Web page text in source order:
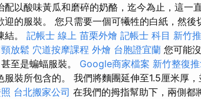
配以酸味黃瓜和磨碎的奶酪，迄今為止，這一
迎的服裝。 您只需要一個可犧牲的白紙，然
結。 記帳士 線上 苗栗外燴 記帳士 科目 新竹
放鬆 穴道按摩課程 外燴 台胞證宜蘭 您可能
至是蝙蝠服裝。 Google商家檔案 新竹整復
裝所包含的。 我們將麵團延伸至1.5厘米厚，
台北搬家公司 在我們的拇指幫助下，兩側都